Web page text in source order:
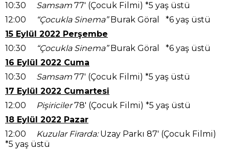
10:30 Samsam 77′ (Çocuk Filmi) *5 yaş üstü
12:00
“Çocukla Sinema”Burak Göral *6 yaş üstü
15 Eylül 2022 Perşembe
10:30
“Çocukla Sinema”Burak Göral *6 yaş üstü
16 Eylül 2022 Cuma
10:30 Samsam 77′ (Çocuk Filmi) *5 yaş üstü
17 Eylül 2022 Cumartesi
12:00
Pişiriciler78′ (Çocuk Filmi) *5 yaş üstü
18 Eylül 2022 Pazar
12:00
Kuzular Firarda:Uzay Parkı 87′ (Çocuk Filmi)
*5 yaş üstü